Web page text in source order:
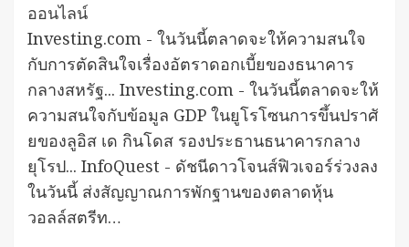
ออนไลน์
Investing.com - ในวันนี้ตลาดจะให้ความสนใจ
กับการตัดสินใจเรื่องอัตราดอกเบี้ยของธนาคาร
กลางสหรัฐ... Investing.com - ในวันนี้ตลาดจะให้
ความสนใจกับข้อมูล GDP ในยูโรโซนการขึ้นปราศั
ยของลูอิส เด กินโดส รองประธานธนาคารกลาง
ยุโรป... InfoQuest - ดัชนีดาวโจนส์ฟิวเจอร์ร่วงลง
ในวันนี้ ส่งสัญญาณการพักฐานของตลาดหุ้น
วอลล์สตรีท…